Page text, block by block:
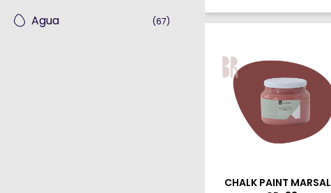
Agua (67)
CHALK PAINT